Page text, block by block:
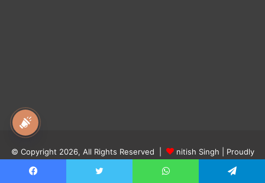
© Copyright 2026, All Rights Reserved | nitish Singh | Proudly
Hosted by
Digital Bairagi